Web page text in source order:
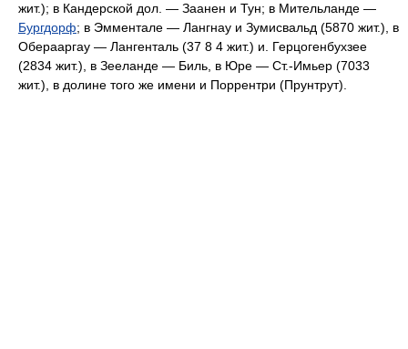
жит.); в Кандерской дол. — Заанен и Тун; в Мительланде —
Бургдорф; в Эмментале — Лангнау и Зумисвальд (5870 жит.), в
Оберааргау — Лангенталь (37 8 4 жит.) и. Герцогенбухзее
(2834 жит.), в Зееланде — Биль, в Юре — Ст.-Имьер (7033
жит.), в долине того же имени и Поррентри (Прунтрут).